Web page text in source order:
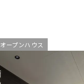
オープンハウス